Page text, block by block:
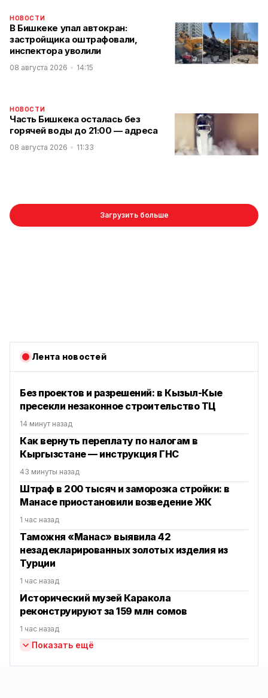
НОВОСТИ
В Бишкеке упал автокран:
застройщика оштрафовали,
инспектора уволили
08 августа 2026 14:15
НОВОСТИ
Часть Бишкека осталась без
горячей воды до 21:00 — адреса
08 августа 2026 11:33
Загрузить больше
Лента новостей
Без проектов и разрешений: в Кызыл-Кые
пресекли незаконное строительство ТЦ
14 минут назад
Как вернуть переплату по налогам в
Кыргызстане — инструкция ГНС
43 минуты назад
Штраф в 200 тысяч и заморозка стройки: в
Манасе приостановили возведение ЖК
1 час назад
Таможня «Манас» выявила 42
незадекларированных золотых изделия из
Турции
1 час назад
Исторический музей Каракола
реконструируют за 159 млн сомов
1 час назад
Показать ещё